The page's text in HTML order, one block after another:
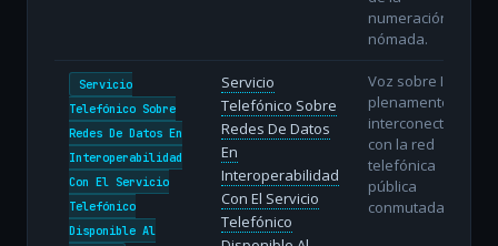
numeración
nómada.
Servicio
Telefónico Sobre
Redes De Datos En
Interoperabilidad
Con El Servicio
Telefónico
Disponible Al
Servicio
Telefónico Sobre
Redes De Datos
En
Interoperabilidad
Con El Servicio
Telefónico
Voz sobre IP
plenamente
interconectada
con la red
telefónica
pública
conmutada.